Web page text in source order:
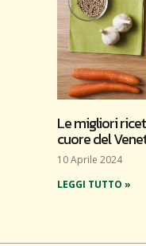
Le migliori
cuore del
10 Aprile 2024
LEGGI TUTTO »